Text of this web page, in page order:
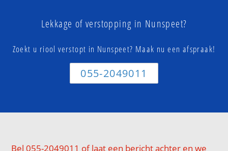
Lekkage of verstopping in Nunspeet?
Zoekt u riool verstopt in Nunspeet? Maak nu een afspraak!
055-2049011
Bel 055-2049011 of laat een bericht achter en we